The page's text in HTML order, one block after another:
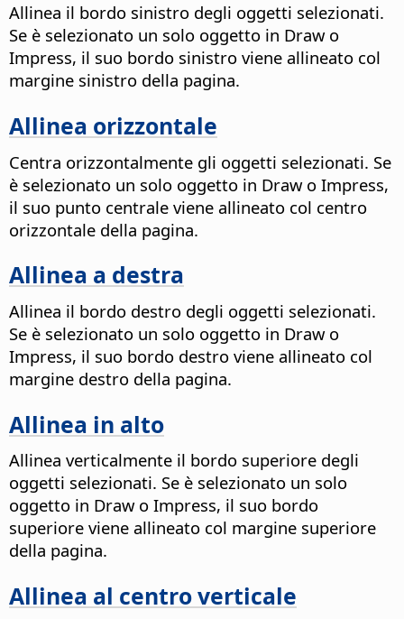
Allinea il bordo sinistro degli oggetti selezionati.
Se è selezionato un solo oggetto in Draw o
Impress, il suo bordo sinistro viene allineato col
margine sinistro della pagina.
Allinea orizzontale
Centra orizzontalmente gli oggetti selezionati. Se
è selezionato un solo oggetto in Draw o Impress,
il suo punto centrale viene allineato col centro
orizzontale della pagina.
Allinea a destra
Allinea il bordo destro degli oggetti selezionati.
Se è selezionato un solo oggetto in Draw o
Impress, il suo bordo destro viene allineato col
margine destro della pagina.
Allinea in alto
Allinea verticalmente il bordo superiore degli
oggetti selezionati. Se è selezionato un solo
oggetto in Draw o Impress, il suo bordo
superiore viene allineato col margine superiore
della pagina.
Allinea al centro verticale